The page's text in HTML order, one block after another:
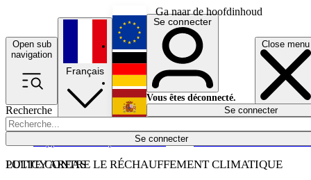
Ga naar de hoofdinhoud
Open sub
navigation
Close menu
Recherche
Se connecter
POLICY AREAS
Économie
Français
English
Deutsch
Español
Se connecter
Vous êtes déconnecté.
Se connecter
LUTTE CONTRE LE RÉCHAUFFEMENT CLIMATIQUE